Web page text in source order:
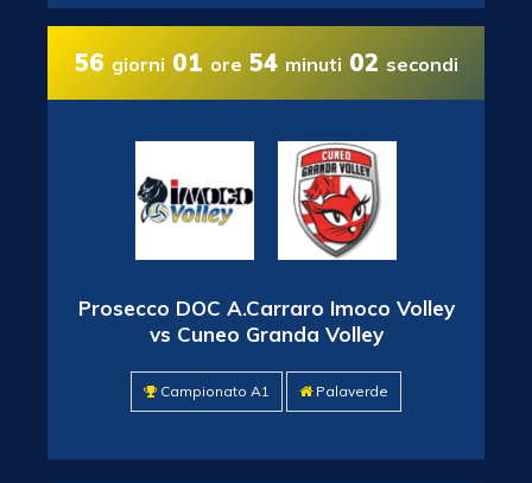
56 giorni 01 ore 54 minuti 00 secondi
Prosecco DOC A.Carraro Imoco Volley
vs Cuneo Granda Volley
Campionato A1 Palaverde